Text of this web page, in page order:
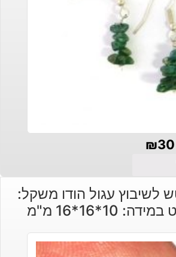
₪30
לשיבוץ עגול הודו משקל: